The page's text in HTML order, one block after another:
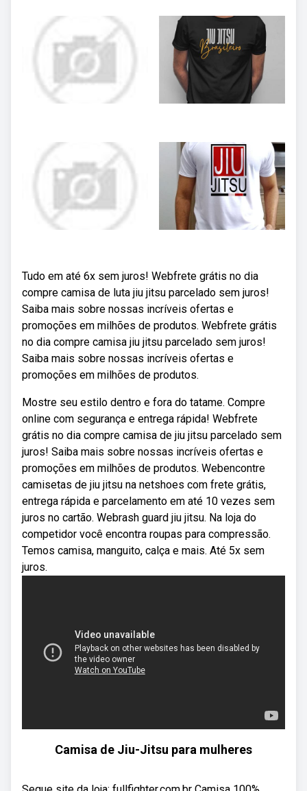
Tudo em até 6x sem juros! Webfrete grátis no dia
compre camisa de luta jiu jitsu parcelado sem juros!
Saiba mais sobre nossas incríveis ofertas e
promoções em milhões de produtos. Webfrete grátis
no dia compre camisa jiu jitsu parcelado sem juros!
Saiba mais sobre nossas incríveis ofertas e
promoções em milhões de produtos.
Mostre seu estilo dentro e fora do tatame. Compre
online com segurança e entrega rápida! Webfrete
grátis no dia compre camisa de jiu jitsu parcelado sem
juros! Saiba mais sobre nossas incríveis ofertas e
promoções em milhões de produtos. Webencontre
camisetas de jiu jitsu na netshoes com frete grátis,
entrega rápida e parcelamento em até 10 vezes sem
juros no cartão. Webrash guard jiu jitsu. Na loja do
competidor você encontra roupas para compressão.
Temos camisa, manguito, calça e mais. Até 5x sem
juros.
Camisa de Jiu-Jitsu para mulheres